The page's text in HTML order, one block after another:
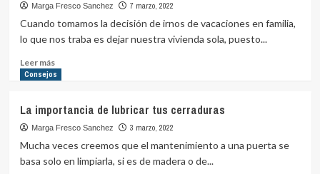
la
domótica
vivienda
Marga Fresco Sanchez 7 marzo, 2022
Cuando tomamos la decisión de irnos de vacaciones en familia,
lo que nos traba es dejar nuestra vivienda sola, puesto...
Leer másLeer
más
tu
vivienda
mientras
vas
Consejos
La importancia de lubricar tus cerraduras
Marga Fresco Sanchez 3 marzo, 2022
Mucha veces creemos que el mantenimiento a una puerta se
basa solo en limpiarla, si es de madera o de...